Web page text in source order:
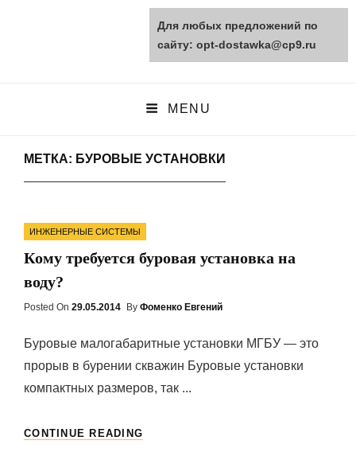
opt-dostawka.ru
MENU
МЕТКА: БУРОВЫЕ УСТАНОВКИ
Categories
ИНЖЕНЕРНЫЕ СИСТЕМЫ
Кому требуется буровая установка на
воду?
Posted On Posted
29.05.2014 By Фоменко Евгений
Буровые малогабаритные установки МГБУ — это
прорыв в бурении скважин Буровые установки
компактных размеров, так ...
CONTINUE READING
Для любых предложений по
сайту: opt-dostawka@cp9.ru